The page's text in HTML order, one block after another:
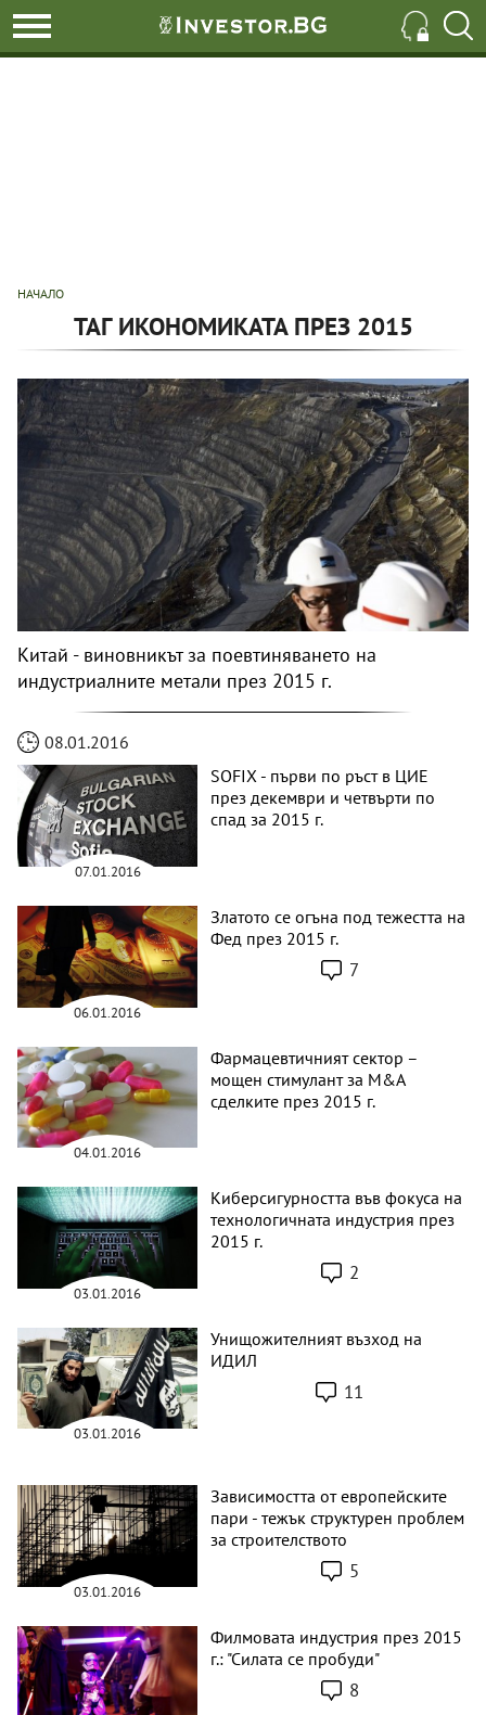
НАЧАЛО
ТАГ ИКОНОМИКАТА ПРЕЗ 2015
Китай - виновникът за поевтиняването на
индустриалните метали през 2015 г.
08.01.2016
07.01.2016
SOFIX - първи по ръст в ЦИЕ
през декември и четвърти по
спад за 2015 г.
06.01.2016
Златото се огъна под тежестта на
Фед през 2015 г.
7
04.01.2016
Фармацевтичният сектор –
мощен стимулант за M&A
сделките през 2015 г.
03.01.2016
Киберсигурността във фокуса на
технологичната индустрия през
2015 г.
2
03.01.2016
Унищожителният възход на
ИДИЛ
11
03.01.2016
Зависимостта от европейските
пари - тежък структурен проблем
за строителството
5
Филмовата индустрия през 2015
г.: "Силата се пробуди"
8